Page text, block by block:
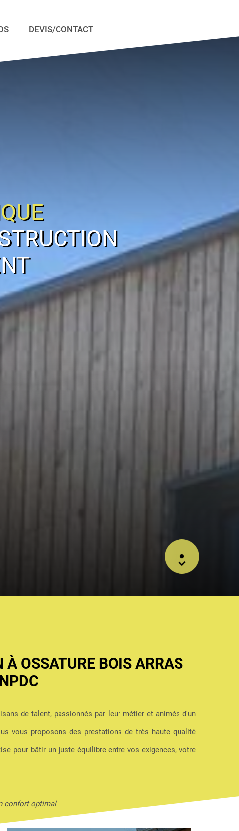
DEVIS/CONTACT
OSSATURE BOIS ARRAS
de talent, passionnés par leur métier et animés d'un
vous proposons des prestations de très haute qualité
pour bâtir un juste équilibre entre vos exigences, votre
confort optimal